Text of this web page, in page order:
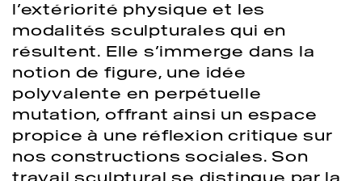
l’extériorité physique et les
modalités sculpturales qui en
résultent. Elle s’immerge dans la
notion de figure, une idée
polyvalente en perpétuelle
mutation, offrant ainsi un espace
propice à une réflexion critique sur
nos constructions sociales. Son